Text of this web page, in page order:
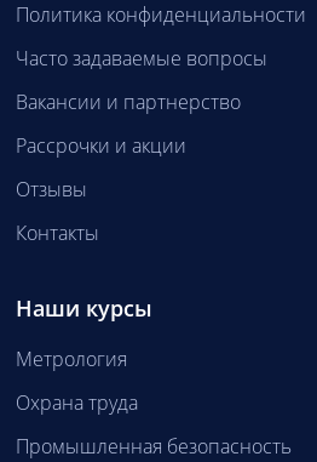
Политика конфиденциальности
Часто задаваемые вопросы
Вакансии и партнерство
Рассрочки и акции
Отзывы
Контакты
Наши курсы
Метрология
Охрана труда
Промышленная безопасность